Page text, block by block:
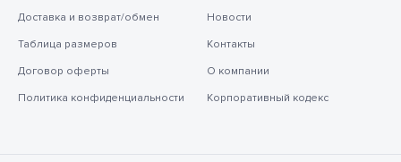
Доставка и возврат/обмен
Таблица размеров
Договор оферты
Политика конфиденциальности
Новости
Контакты
О компании
Корпоративный кодекс